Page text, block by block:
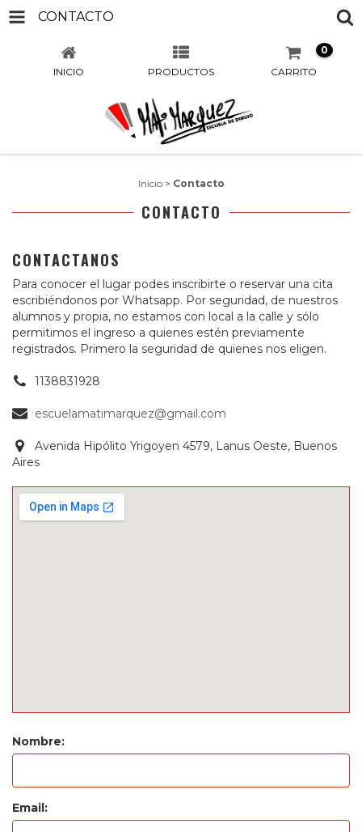
CONTACTO
INICIO PRODUCTOS CARRITO
0
Inicio > Contacto
CONTACTO
CONTACTANOS
Para conocer el lugar podes inscribirte o reservar una cita
escribiéndonos por Whatsapp. Por seguridad, de nuestros
alumnos y propia, no estamos con local a la calle y sólo
permitimos el ingreso a quienes estén previamente
registrados. Primero la seguridad de quienes nos eligen.
1138831928
escuelamatimarquez@gmail.com
Avenida Hipólito Yrigoyen 4579, Lanus Oeste, Buenos
Aires
Nombre:
Email: